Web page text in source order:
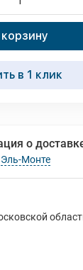
в 1 клик
о
Эль-Монте